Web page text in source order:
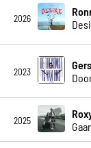
2026
2023
2025